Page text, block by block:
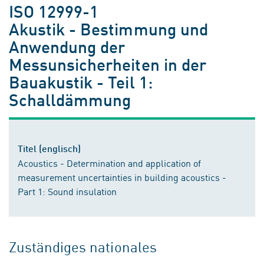
ISO 12999-1
Akustik - Bestimmung und
Anwendung der
Messunsicherheiten in der
Bauakustik - Teil 1:
Schalldämmung
Titel (englisch)
Acoustics - Determination and application of
measurement uncertainties in building acoustics -
Part 1: Sound insulation
Zuständiges nationales